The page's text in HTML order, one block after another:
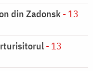
din Zadonsk- 13
- 13